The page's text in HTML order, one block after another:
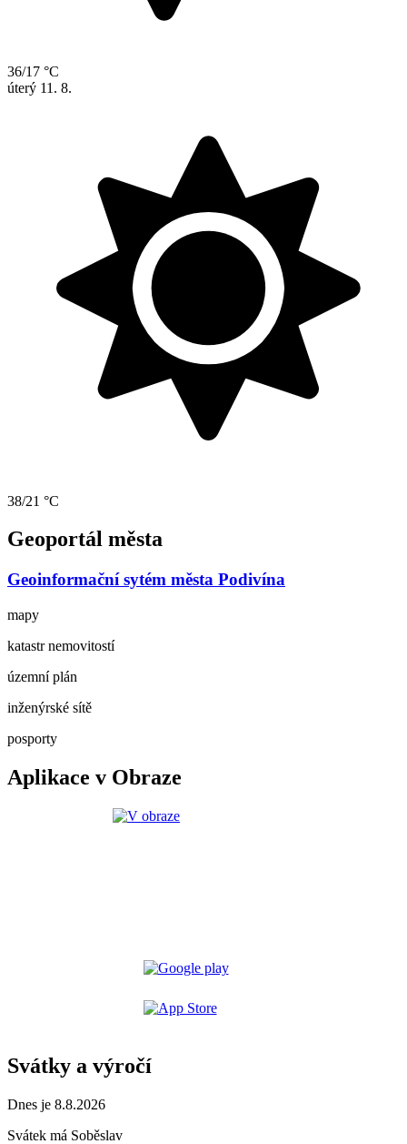
36/17 °C
úterý 11. 8.
38/21 °C
Geoportál města
Geoinformační sytém města Podivína
mapy
katastr nemovitostí
územní plán
inženýrské sítě
posporty
Aplikace v Obraze
Svátky a výročí
Dnes je 8.8.2026
Svátek má Soběslav